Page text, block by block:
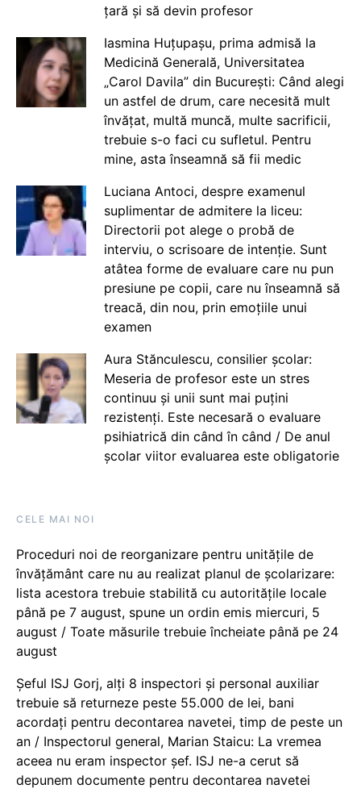
țară și să devin profesor
Iasmina Huțupașu, prima admisă la
Medicină Generală, Universitatea
„Carol Davila” din București: Când alegi
un astfel de drum, care necesită mult
învățat, multă muncă, multe sacrificii,
trebuie s-o faci cu sufletul. Pentru
mine, asta înseamnă să fii medic
Luciana Antoci, despre examenul
suplimentar de admitere la liceu:
Directorii pot alege o probă de
interviu, o scrisoare de intenție. Sunt
atâtea forme de evaluare care nu pun
presiune pe copii, care nu înseamnă să
treacă, din nou, prin emoțiile unui
examen
Aura Stănculescu, consilier școlar:
Meseria de profesor este un stres
continuu și unii sunt mai puțini
rezistenți. Este necesară o evaluare
psihiatrică din când în când / De anul
școlar viitor evaluarea este obligatorie
CELE MAI NOI
Proceduri noi de reorganizare pentru unitățile de
învățământ care nu au realizat planul de școlarizare:
lista acestora trebuie stabilită cu autoritățile locale
până pe 7 august, spune un ordin emis miercuri, 5
august / Toate măsurile trebuie încheiate până pe 24
august
Șeful ISJ Gorj, alți 8 inspectori și personal auxiliar
trebuie să returneze peste 55.000 de lei, bani
acordați pentru decontarea navetei, timp de peste un
an / Inspectorul general, Marian Staicu: La vremea
aceea nu eram inspector șef. ISJ ne-a cerut să
depunem documente pentru decontarea navetei